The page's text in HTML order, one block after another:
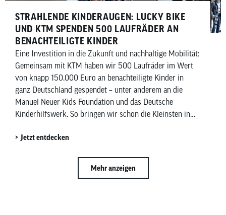
STRAHLENDE KINDERAUGEN: LUCKY BIKE
UND KTM SPENDEN 500 LAUFRÄDER AN
BENACHTEILIGTE KINDER
Eine Investition in die Zukunft und nachhaltige Mobilität:
Gemeinsam mit KTM haben wir 500 Laufräder im Wert
von knapp 150.000 Euro an benachteiligte Kinder in
ganz Deutschland gespendet – unter anderem an die
Manuel Neuer Kids Foundation und das Deutsche
Kinderhilfswerk. So bringen wir schon die Kleinsten in
Jetzt entdecken
Mehr anzeigen